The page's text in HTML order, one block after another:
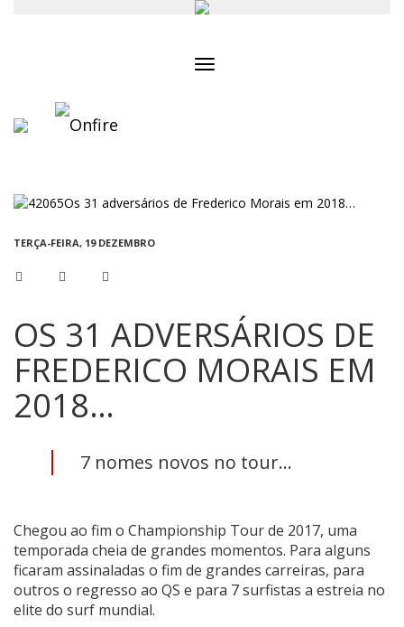
TERÇA-FEIRA, 19 DEZEMBRO
OS 31 ADVERSÁRIOS DE
FREDERICO MORAIS EM
2018…
7 nomes novos no tour...
Chegou ao fim o Championship Tour de 2017, uma
temporada cheia de grandes momentos. Para alguns
ficaram assinaladas o fim de grandes carreiras, para
outros o regresso ao QS e para 7 surfistas a estreia no
elite do surf mundial.